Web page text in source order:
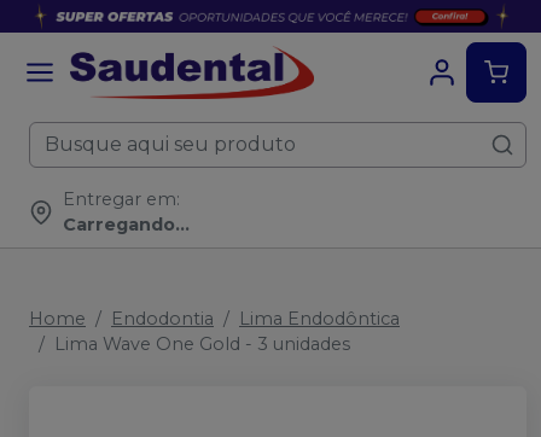
Entregar em:
Carregando...
Home Endodontia
Lima Endodôntica
Lima Wave One Gold - 3 unidades